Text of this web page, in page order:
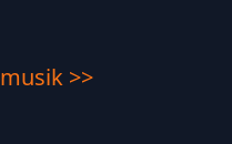
>>